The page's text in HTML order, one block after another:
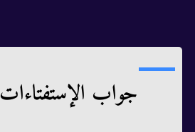
جواب الإستفتاءات